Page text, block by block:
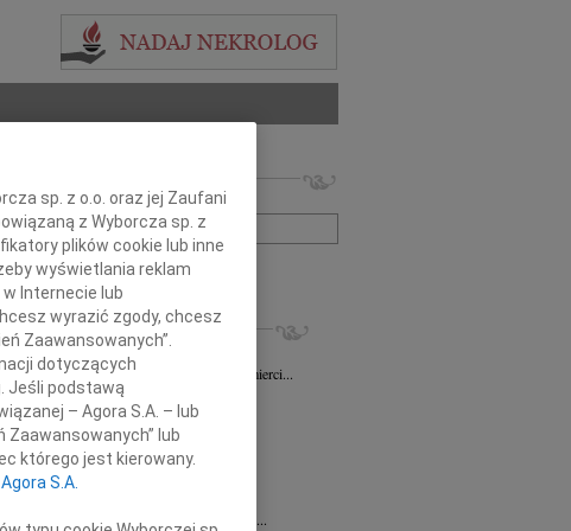
i nazwisko lub numer ogłoszenia:
+ szukanie zaawansowane
NEKROLOGI
Tadeusz Gapiński 03.08.2026
Z dużym żalem przyjęliśmy wiadomość o śmierci...
31.07.2026Łódź
Wyrazy głębokiego współczucia dla...
29.07.2026
Łódź
Wyrazy współczucia Pani Janinie...
27.07.2026
Pani Joannie Nowińskiej wyrazy głębokiego...
sp. z o.o. oraz jej Zaufani
z Wyborcza sp. z
plików cookie lub inne
wyświetlania reklam
Internecie lub
wyrazić zgody, chcesz
Zaawansowanych”.
dotyczących
Jeśli podstawą
– Agora S.A. – lub
lub
którego jest kierowany.
S.A.